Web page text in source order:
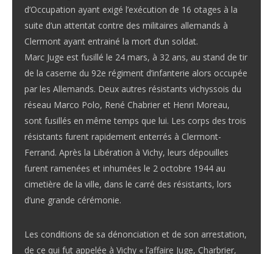
d’Occupation ayant exigé l’exécution de 16 otages à la
suite d’un attentat contre des militaires allemands à
Clermont ayant entrainé la mort d’un soldat.
Marc Juge est fusillé le 24 mars, à 32 ans, au stand de tir
de la caserne du 92e régiment d’infanterie alors occupée
par les Allemands. Deux autres résistants vichyssois du
réseau Marco Polo, René Chabrier et Henri Moreau,
sont fusillés en même temps que lui. Les corps des trois
résistants furent rapidement enterrés à Clermont-
Ferrand. Après la Libération à Vichy, leurs dépouilles
furent ramenées et inhumées le 2 octobre 1944 au
cimetière de la ville, dans le carré des résistants, lors
d’une grande cérémonie.
Les conditions de sa dénonciation et de son arrestation,
de ce qui fut appelée à Vichy « l’affaire Juge, Charbrier,